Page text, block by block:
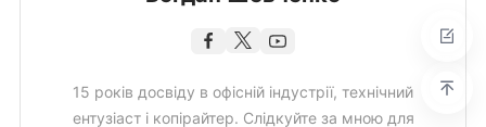
15 років досвіду в офісній індустрії, технічний
ентузіаст і копірайтер. Слідкуйте за мною для